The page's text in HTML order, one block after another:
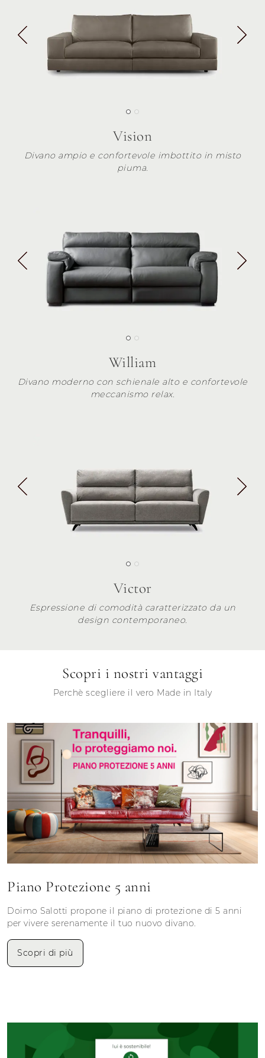
Vision
Divano ampio e confortevole imbottito in misto
piuma.
William
Divano moderno con schienale alto e confortevole
meccanismo relax.
Victor
Espressione di comodità caratterizzato da un
design contemporaneo.
Scopri i nostri vantaggi
Perchè scegliere il vero Made in Italy
Piano Protezione 5 anni
Doimo Salotti propone il piano di protezione di 5 anni
per vivere serenamente il tuo nuovo divano.
Scopri di più